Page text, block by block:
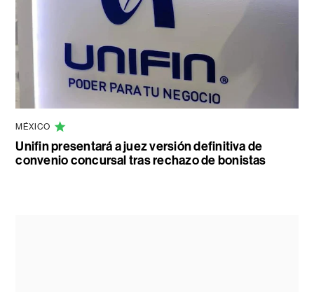
MÉXICO
Unifin presentará a juez versión definitiva de
convenio concursal tras rechazo de bonistas